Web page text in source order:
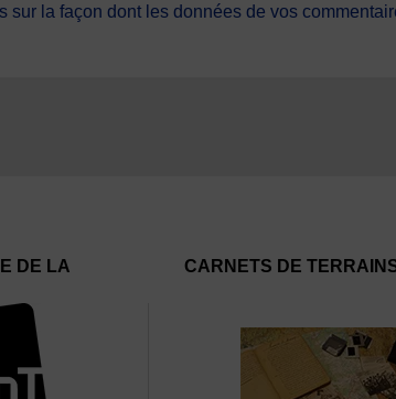
sur la façon dont les données de vos
DE LA CARNETS DE